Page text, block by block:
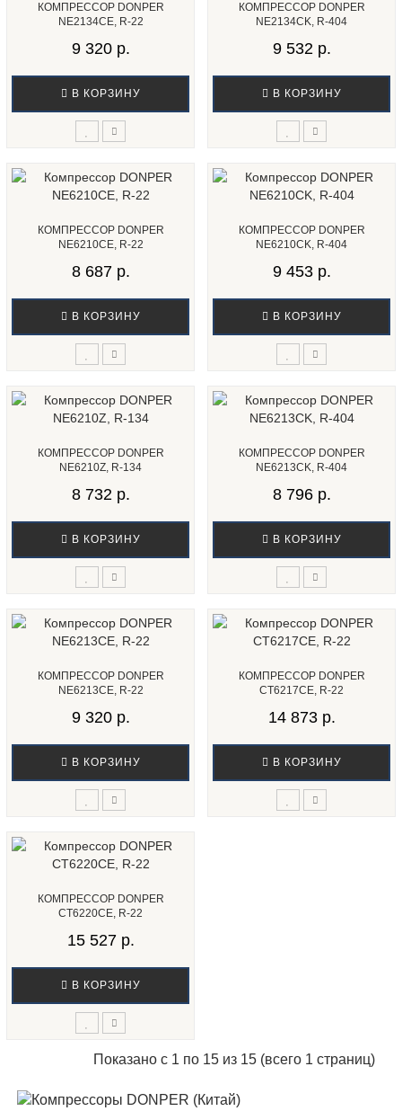
КОМПРЕССОР DONPER
NE2134CE, R-22
9 320 р.
В КОРЗИНУ
КОМПРЕССОР DONPER
NE2134CK, R-404
9 532 р.
В КОРЗИНУ
КОМПРЕССОР DONPER
NE6210CE, R-22
8 687 р.
В КОРЗИНУ
КОМПРЕССОР DONPER
NE6210CK, R-404
9 453 р.
В КОРЗИНУ
КОМПРЕССОР DONPER
NE6210Z, R-134
8 732 р.
В КОРЗИНУ
КОМПРЕССОР DONPER
NE6213CK, R-404
8 796 р.
В КОРЗИНУ
КОМПРЕССОР DONPER
NE6213CЕ, R-22
9 320 р.
В КОРЗИНУ
КОМПРЕССОР DONPER
СТ6217CE, R-22
14 873 р.
В КОРЗИНУ
КОМПРЕССОР DONPER
СТ6220CE, R-22
15 527 р.
В КОРЗИНУ
Показано с 1 по 15 из 15 (всего 1 страниц)